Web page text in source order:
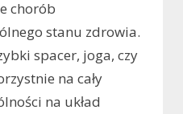
chorób
stanu zdrowia.
spacer, joga, czy
na cały
na układ